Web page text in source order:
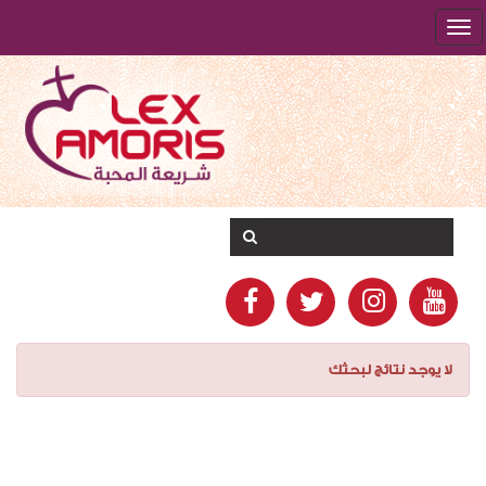
لا يوجد نتائج لبحثك